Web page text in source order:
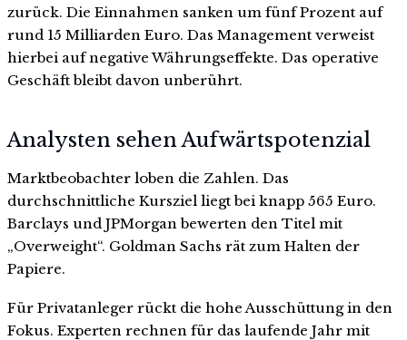
zurück. Die Einnahmen sanken um fünf Prozent auf
rund 15 Milliarden Euro. Das Management verweist
hierbei auf negative Währungseffekte. Das operative
Geschäft bleibt davon unberührt.
Analysten sehen Aufwärtspotenzial
Marktbeobachter loben die Zahlen. Das
durchschnittliche Kursziel liegt bei knapp 565 Euro.
Barclays und JPMorgan bewerten den Titel mit
„Overweight“. Goldman Sachs rät zum Halten der
Papiere.
Für Privatanleger rückt die hohe Ausschüttung in den
Fokus. Experten rechnen für das laufende Jahr mit